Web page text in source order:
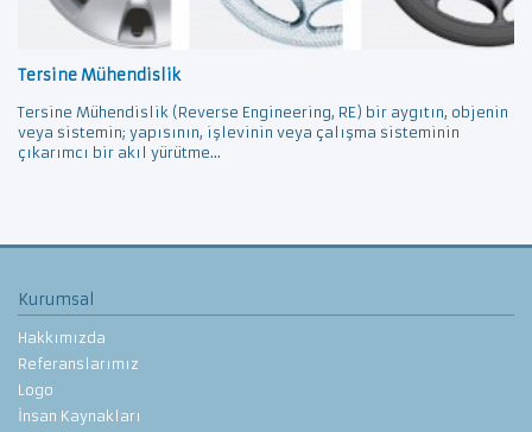
Tersine Mühendislik
Tersine Mühendislik (Reverse Engineering, RE) bir aygıtın, objenin
veya sistemin; yapısının, işlevinin veya çalışma sisteminin
çıkarımcı bir akıl yürütme...
Kurumsal
Hakkımızda
Referanslarımız
Logo
İnsan Kaynakları